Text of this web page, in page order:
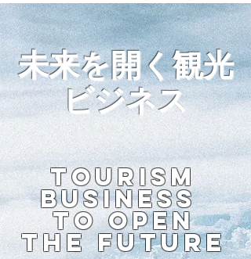
未来を開く観光
ビジネス
Tourism
business
to open
the future